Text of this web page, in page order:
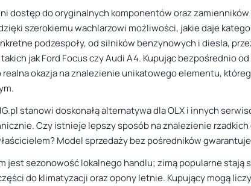
dostęp do oryginalnych komponentów oraz
szerokiemu wachlarzowi możliwości, jakie daje
podzespoły, od silników benzynowych i diesla,
jak Ford Focus czy Audi A4. Kupując bezpośrednio
realna okazja na znalezienie unikatowego elementu,
stanowi doskonałą alternatywa dla OLX i innych
Czy istnieje lepszy sposób na znalezienie
Model sprzedaży bez pośredników
jest sezonowość lokalnego handlu; zimą popularne
do klimatyzacji oraz opony letnie. Kupujący mogą